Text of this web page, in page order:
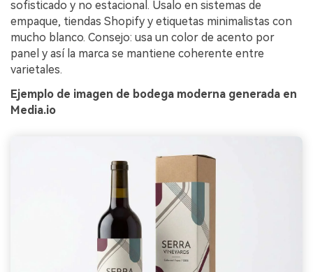
sofisticado y no estacional. Úsalo en sistemas de
empaque, tiendas Shopify y etiquetas minimalistas con
mucho blanco. Consejo: usa un color de acento por
panel y así la marca se mantiene coherente entre
varietales.
Ejemplo de imagen de bodega moderna generada en
Media.io